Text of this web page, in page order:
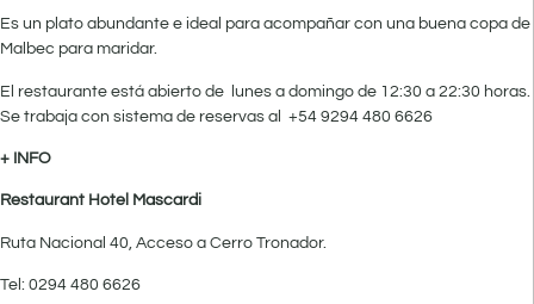
Es un plato abundante e ideal para acompañar con una buena copa de
Malbec para maridar.
El restaurante está abierto de lunes a domingo de 12:30 a 22:30 horas.
Se trabaja con sistema de reservas al +54 9294 480 6626
+ INFO
Restaurant Hotel Mascardi
Ruta Nacional 40, Acceso a Cerro Tronador.
Tel: 0294 480 6626